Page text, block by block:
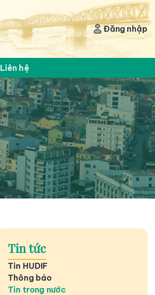
Đăng nhập
Liên hệ
Tin tức
Tin HUDIF
Thông báo
Tin trong nước